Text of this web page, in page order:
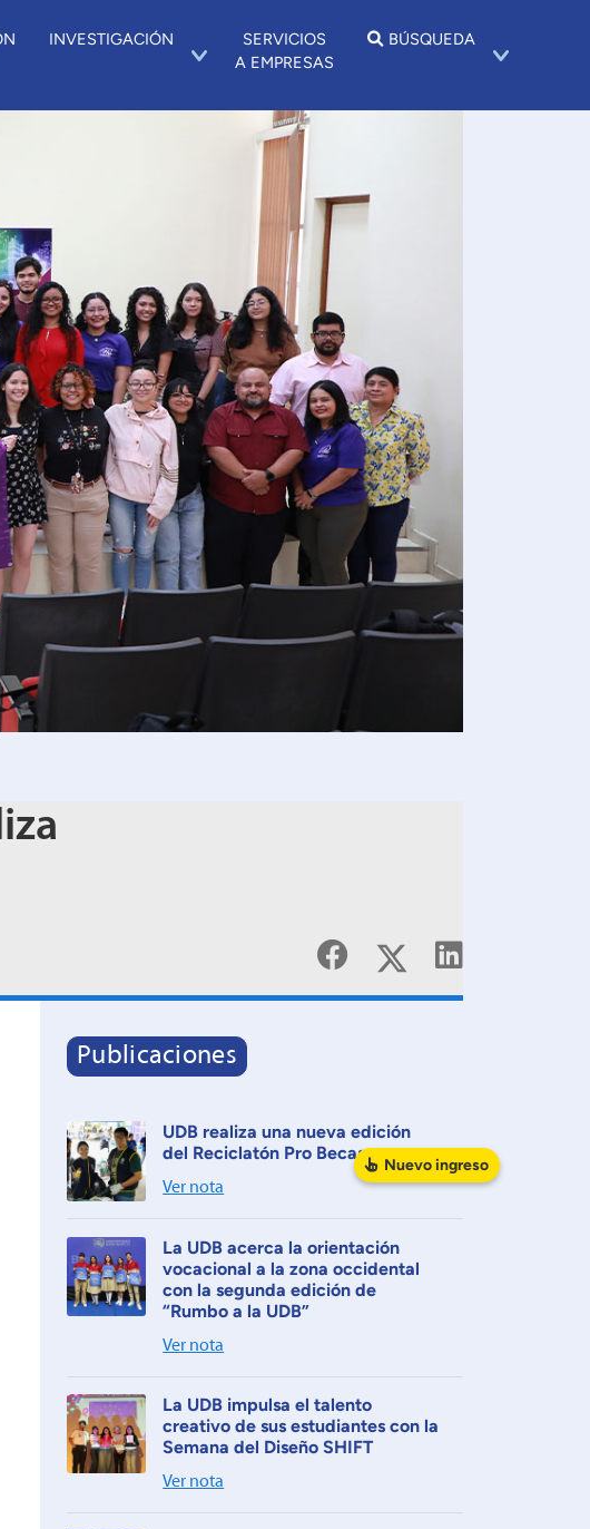
INVESTIGACIÓN
SERVICIOS
A EMPRESAS
BÚSQUEDA
Publicaciones
UDB realiza una nueva edición
del Reciclatón Pro Becas
Ver nota
La UDB acerca la orientación
vocacional a la zona occidental
con la segunda edición de
“Rumbo a la UDB”
Ver nota
La UDB impulsa el talento
creativo de sus estudiantes con la
Semana del Diseño SHIFT
Ver nota
Nuevoingreso